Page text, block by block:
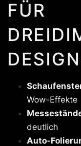
FÜR
Wow-Effekte
deutlich
Auto-